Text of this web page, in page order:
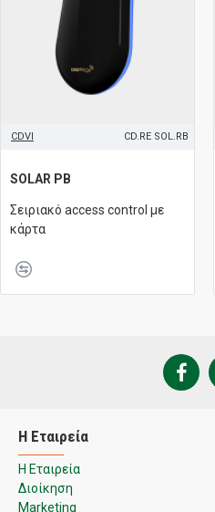
CDVI CD.RE SOL.RB
SOLAR PB
Σειριακό access control με
κάρτα
Η Εταιρεία
Η Εταιρεία
Διοίκηση
Marketing